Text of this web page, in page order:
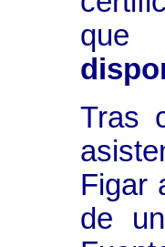
que
Tras
Figar
de